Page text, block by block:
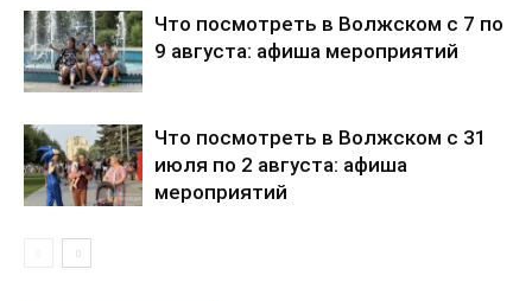
Что посмотреть в Волжском с 7 по
9 августа: афиша мероприятий
Что посмотреть в Волжском с 31
июля по 2 августа: афиша
мероприятий